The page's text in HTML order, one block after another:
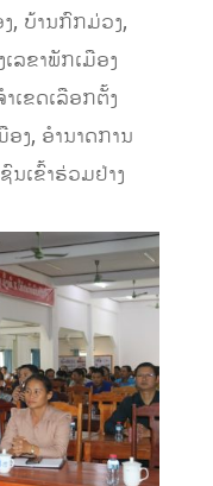
, ບ້ານກົກມ່ວງ,
ລຂາພັກເມືອງ
ເຂດເລືອກຕັ້ງ
ງ, ອຳນາດການ
ເຂົ້າຮ່ວມຢ່າງ